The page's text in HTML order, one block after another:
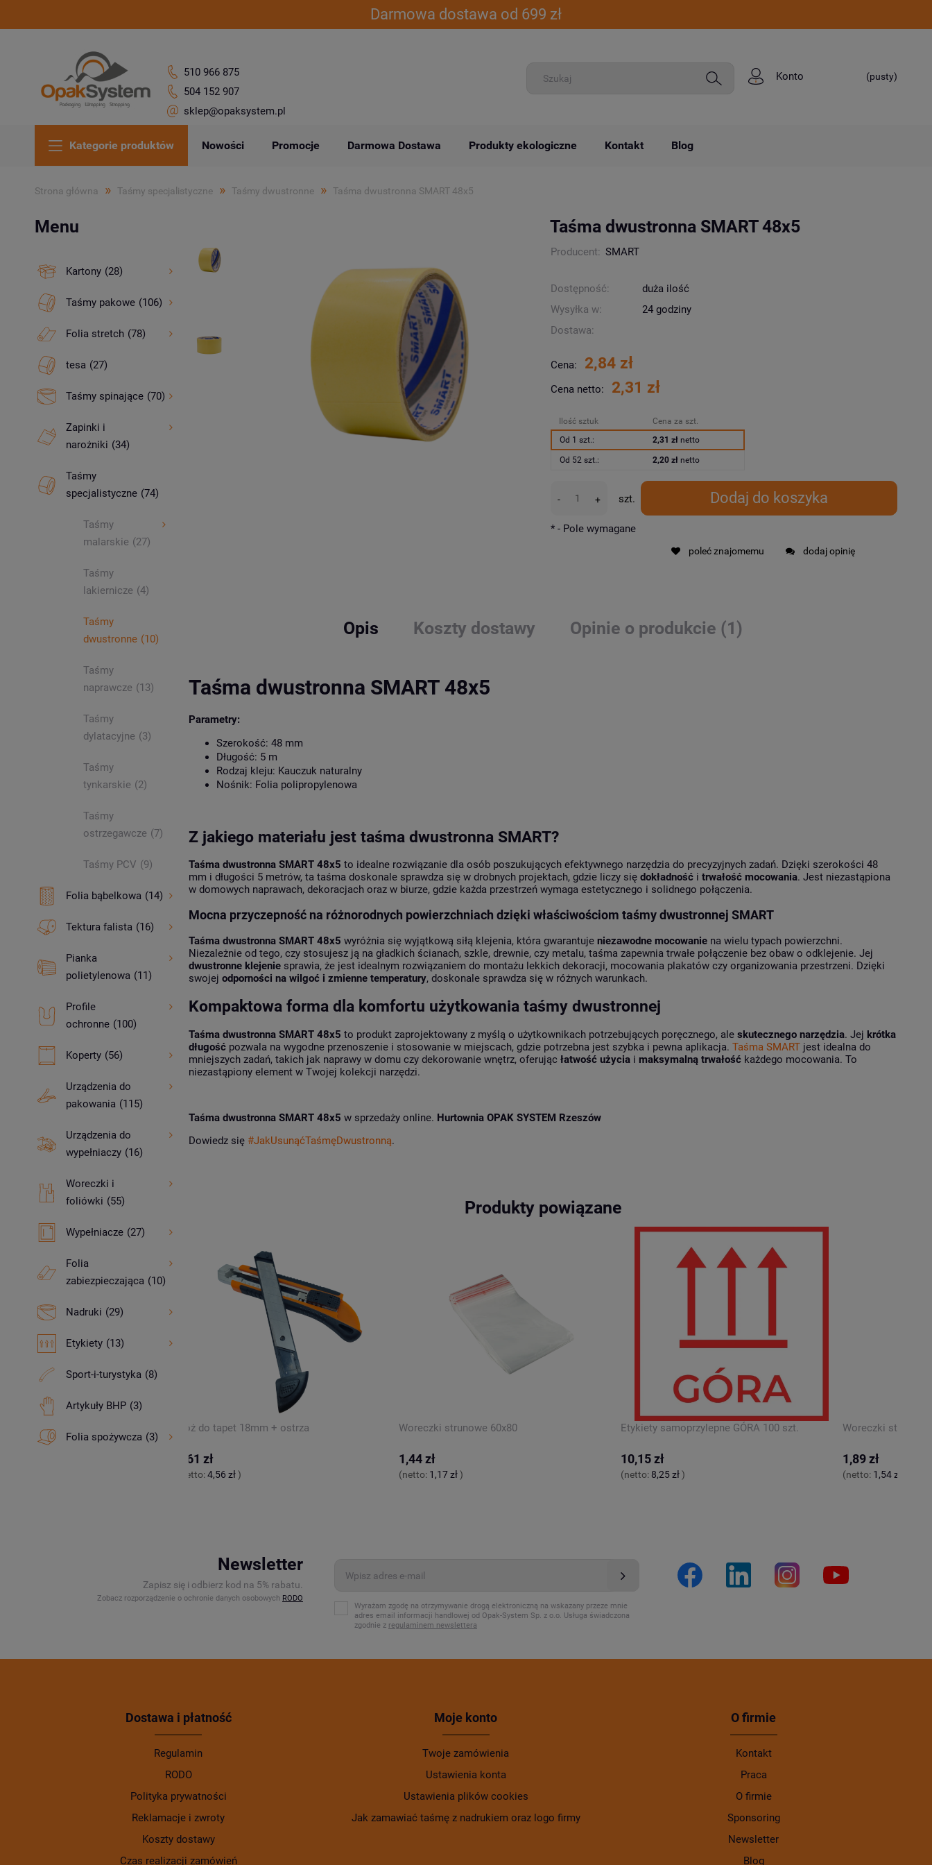
Darmowa dostawa od 699 zł
510 966 875
504 152 907
sklep@opaksystem.pl
(pusty)
Konto
Kategorie produktów Nowości Promocje Darmowa Dostawa Produkty ekologiczne Kontakt Blog
Strona główna » Taśmy specjalistyczne » Taśmy dwustronne » Taśma dwustronna SMART 48x5
Menu
Kartony (28)
Taśmy pakowe (106)
Folia stretch (78)
tesa (27)
Taśmy spinające (70)
Zapinki i
narożniki (34)
Taśmy
specjalistyczne (74)
Taśmy
malarskie (27)
Taśmy
lakiernicze (4)
Taśmy
dwustronne (10)
Taśmy
naprawcze (13)
Taśmy
dylatacyjne (3)
Taśmy
tynkarskie (2)
Taśmy
ostrzegawcze (7)
Taśmy PCV (9)
Folia bąbelkowa (14)
Tektura falista (16)
Pianka
polietylenowa (11)
Profile
ochronne (100)
Koperty (56)
Urządzenia do
pakowania (115)
Urządzenia do
wypełniaczy (16)
Woreczki i
foliówki (55)
Wypełniacze (27)
Folia
zabiezpieczająca (10)
Nadruki (29)
Etykiety (13)
Sport-i-turystyka (8)
Artykuły BHP (3)
Folia spożywcza (3)
Taśma dwustronna SMART 48x5
Producent: SMART
Dostępność:
duża ilość
Wysyłka w:
24 godziny
Dostawa:
Cena: 2,84 zł
Cena netto: 2,31 zł
Ilość sztuk
Cena za szt.
Od 1 szt.:
2,31 zł netto
Od 52 szt.: 2,20 zł netto
- + szt. Dodaj do koszyka
*- Pole wymagane
poleć znajomemu dodaj opinię
Opis Koszty dostawy Opinie o produkcie (1)
Taśma dwustronna SMART 48x5
Parametry:
Szerokość: 48 mm
Długość: 5 m
Rodzaj kleju: Kauczuk naturalny
Nośnik: Folia polipropylenowa
Z jakiego materiału jest taśma dwustronna SMART?
Taśma dwustronna SMART 48x5 to idealne rozwiązanie dla osób poszukujących efektywnego narzędzia do precyzyjnych zadań. Dzięki szerokości 48
mm i długości 5 metrów, ta taśma doskonale sprawdza się w drobnych projektach, gdzie liczy się dokładnośći trwałość mocowania. Jest niezastąpiona
w domowych naprawach, dekoracjach oraz w biurze, gdzie każda przestrzeń wymaga estetycznego i solidnego połączenia.
Mocna przyczepność na różnorodnych powierzchniach dzięki właściwościom taśmy dwustronnej SMART
Taśma dwustronna SMART 48x5 wyróżnia się wyjątkową siłą klejenia, która gwarantuje niezawodne mocowaniena wielu typach powierzchni.
Niezależnie od tego, czy stosujesz ją na gładkich ścianach, szkle, drewnie, czy metalu, taśma zapewnia trwałe połączenie bez obaw o odklejenie. Jej
dwustronne klejeniesprawia, że jest idealnym rozwiązaniem do montażu lekkich dekoracji, mocowania plakatów czy organizowania przestrzeni. Dzięki
swojej odporności na wilgoć i zmienne temperatury, doskonale sprawdza się w różnych warunkach.
Kompaktowa forma dla komfortu użytkowania taśmy dwustronnej
Taśma dwustronna SMART 48x5 to produkt zaprojektowany z myślą o użytkownikach potrzebujących poręcznego, ale skutecznego narzędzia. Jej krótka
długośćpozwala na wygodne przenoszenie i stosowanie w miejscach, gdzie potrzebna jest szybka i pewna aplikacja. Taśma SMARTjest idealna do
mniejszych zadań, takich jak naprawy w domu czy dekorowanie wnętrz, oferując łatwość użyciai maksymalną trwałośćkażdego mocowania. To
niezastąpiony element w Twojej kolekcji narzędzi.
Taśma dwustronna SMART 48x5 w sprzedaży online. Hurtownia OPAK SYSTEM Rzeszów
Dowiedz się #JakUsunąćTaśmęDwustronną.
Produkty powiązane
SMART 48x10 Nóż do tapet 18mm + ostrza
5,61 zł
(netto:4,56 zł)
powiadom o
dostępności
Woreczki strunowe 60x80
1,44 zł
(netto:1,17 zł)
Etykiety samoprzylepne GÓRA 100 szt.
10,15 zł
(netto:8,25 zł)
Woreczki strunowe
1,89 zł
(netto:1,54 zł
Newsletter
Zapisz się i odbierz kod na 5% rabatu.
Zobacz rozporządzenie o ochronie danych osobowych RODO
Wyrażam zgodę na otrzymywanie drogą elektroniczną na wskazany przeze mnie
adres email informacji handlowej od Opak-System Sp. z o.o. Usługa świadczona
zgodnie z regulaminem newslettera
Dostawa i płatność
Regulamin
RODO
Polityka prywatności
Reklamacje i zwroty
Koszty dostawy
Czas realizacji zamówień
Moje konto
Twoje zamówienia
Ustawienia konta
Ustawienia plików cookies
Jak zamawiać taśmę z nadrukiem oraz logo firmy
O firmie
Kontakt
Praca
O firmie
Sponsoring
Newsletter
Blog